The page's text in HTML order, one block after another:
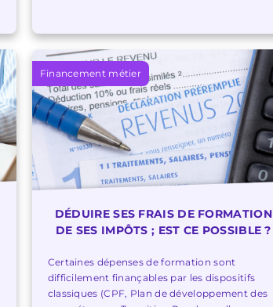
Financement métier
DÉDUIRE SES FRAIS DE FORMATION
DE SES IMPÔTS ; EST CE POSSIBLE ?
Certaines dépenses de formation sont
difficilement finançables par les dispositifs
classiques (CPF, Plan de développement des